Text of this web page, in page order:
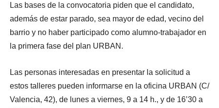
Las bases de la convocatoria piden que el candidato,
además de estar parado, sea mayor de edad, vecino del
barrio y no haber participado como alumno-trabajador en
la primera fase del plan URBAN.
Las personas interesadas en presentar la solicitud a
estos talleres pueden informarse en la oficina URBAN (C/
Valencia, 42), de lunes a viernes, 9 a 14 h., y de 16’30 a